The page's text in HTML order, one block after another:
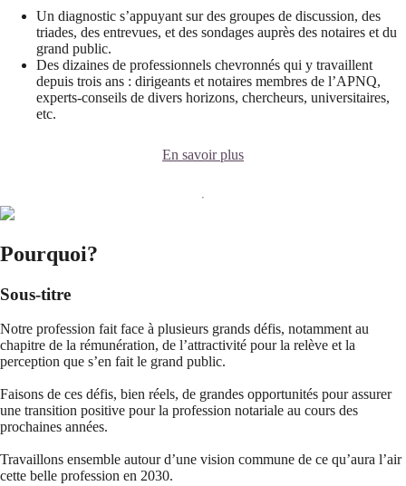
Un diagnostic s’appuyant sur des groupes de discussion, des
triades, des entrevues, et des sondages auprès des notaires et du
grand public.
Des dizaines de professionnels chevronnés qui y travaillent
depuis trois ans : dirigeants et notaires membres de l’APNQ,
experts-conseils de divers horizons, chercheurs, universitaires,
etc.
En savoir plus
Pourquoi?
Sous-titre
Notre profession fait face à plusieurs grands défis, notamment au
chapitre de la rémunération, de l’attractivité pour la relève et la
perception que s’en fait le grand public.
Faisons de ces défis, bien réels, de grandes opportunités pour assurer
une transition positive pour la profession notariale au cours des
prochaines années.
Travaillons ensemble autour d’une vision commune de ce qu’aura l’air
cette belle profession en 2030.